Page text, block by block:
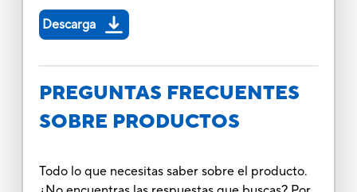
Descarga
PREGUNTAS FRECUENTES
SOBRE PRODUCTOS
Todo lo que necesitas saber sobre el producto.